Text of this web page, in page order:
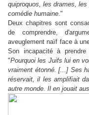
quiproquos, les drames,
comédie humaine."
Deux chapitres sont
de comprendre,
aveuglement naïf face à
Son incapacité à
"Pourquoi les Juifs lui en
vraiment étonné. [...] Ses
réservait, il les amplifiait
autre monde. Il en jouait